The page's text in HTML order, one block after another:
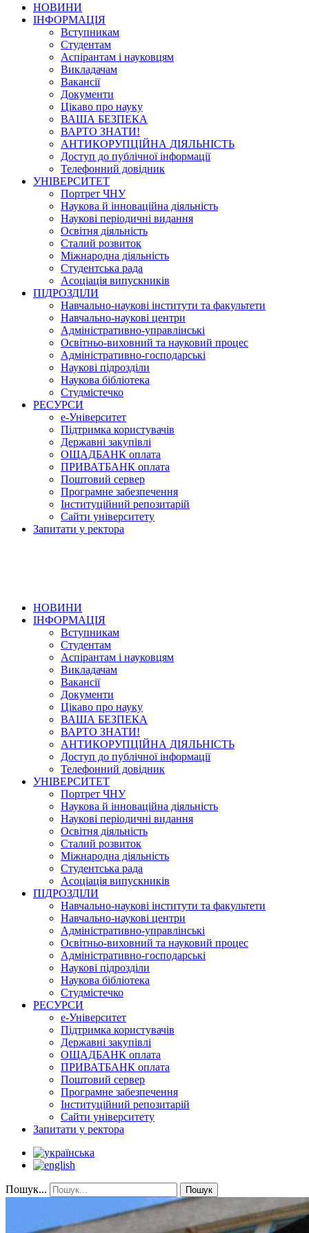
НОВИНИ
ІНФОРМАЦІЯ
Вступникам
Студентам
Аспірантам і науковцям
Викладачам
Вакансії
Документи
Цікаво про науку
ВАША БЕЗПЕКА
ВАРТО ЗНАТИ!
АНТИКОРУПЦІЙНА ДІЯЛЬНІСТЬ
Доступ до публічної інформації
Телефонний довідник
УНІВЕРСИТЕТ
Портрет ЧНУ
Наукова й інноваційна діяльність
Наукові періодичні видання
Освітня діяльність
Сталий розвиток
Міжнародна діяльність
Студентська рада
Асоціація випускників
ПІДРОЗДІЛИ
Навчально-наукові інститути та факультети
Навчально-наукові центри
Адміністративно-управлінські
Освітньо-виховний та науковий процес
Адміністративно-господарські
Наукові підрозділи
Наукова бібліотека
Студмістечко
РЕСУРСИ
е-Університет
Підтримка користувачів
Державні закупівлі
ОЩАДБАНК оплата
ПРИВАТБАНК оплата
Поштовий сервер
Програмне забезпечення
Інституційний репозитарій
Сайти університету
Запитати у ректора
НОВИНИ
ІНФОРМАЦІЯ
Вступникам
Студентам
Аспірантам і науковцям
Викладачам
Вакансії
Документи
Цікаво про науку
ВАША БЕЗПЕКА
ВАРТО ЗНАТИ!
АНТИКОРУПЦІЙНА ДІЯЛЬНІСТЬ
Доступ до публічної інформації
Телефонний довідник
УНІВЕРСИТЕТ
Портрет ЧНУ
Наукова й інноваційна діяльність
Наукові періодичні видання
Освітня діяльність
Сталий розвиток
Міжнародна діяльність
Студентська рада
Асоціація випускників
ПІДРОЗДІЛИ
Навчально-наукові інститути та факультети
Навчально-наукові центри
Адміністративно-управлінські
Освітньо-виховний та науковий процес
Адміністративно-господарські
Наукові підрозділи
Наукова бібліотека
Студмістечко
РЕСУРСИ
е-Університет
Підтримка користувачів
Державні закупівлі
ОЩАДБАНК оплата
ПРИВАТБАНК оплата
Поштовий сервер
Програмне забезпечення
Інституційний репозитарій
Сайти університету
Запитати у ректора
Пошук... Пошук